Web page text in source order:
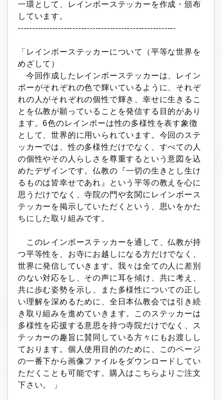
一環として、レインボーステッカーを作成・頒布
しています。
-------------------------------------------------------
「レインボーステッカーについて（平等な世界を
めざして）
今回作成したレインボーステッカーは、レイン
ボーがそれぞれの色で輝いているように、それぞ
れの人がそれぞれの個性で輝き、幸せに生きるこ
とを仏教が願っていることを発信する目的があり
ます。6色のレインボーは性の多様性を表す象徴
として、世界的に用いられています。今回のステ
ッカーでは、性の多様性だけでなく、すべての人
の個性やその人らしさを尊重するという意図を込
めたデザインです。仏教の『一切の生きとし生け
るものは皆幸せであれ』という平等の教えを心に
思うだけでなく、寺院の門や玄関にレインボース
テッカーを掲示していただくという、思いをかた
ちにした取り組みです。
このレインボーステッカーを通して、仏教が持
つ平等性を、お寺にお越しになる方だけでなく、
世界に発信していきます。我々は全ての人に差別
のない対応をし、その声に耳を傾け、共に考え、
共に歩む姿勢を示し、また多様性についての正し
い理解を深めるために、全日本仏教会では引き続
き取り組みを進めていきます。このステッカーは
多様性を応援する意思を持つ寺院だけでなく、ス
テッカーの趣旨に賛同している方々にもお渡しし
ております。個人使用目的のために、このページ
の一番下から画像ファイルをダウンロードしてい
ただくことも可能です。購入はこちらよりご注文
下さい。 」